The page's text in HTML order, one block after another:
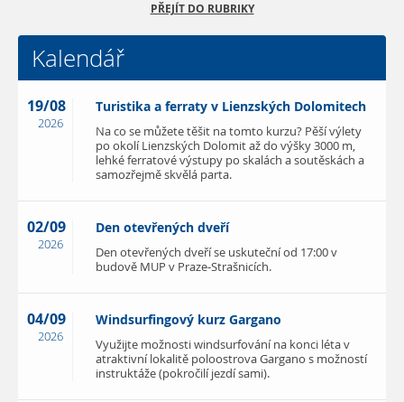
PŘEJÍT DO RUBRIKY
Kalendář
19/08
2026
Turistika a ferraty v Lienzských Dolomitech
Na co se můžete těšit na tomto kurzu? Pěší výlety
po okolí Lienzských Dolomit až do výšky 3000 m,
lehké ferratové výstupy po skalách a soutěskách a
samozřejmě skvělá parta.
02/09
2026
Den otevřených dveří
Den otevřených dveří se uskuteční od 17:00 v
budově MUP v Praze-Strašnicích.
04/09
2026
Windsurfingový kurz Gargano
Využijte možnosti windsurfování na konci léta v
atraktivní lokalitě poloostrova Gargano s možností
instruktáže (pokročilí jezdí sami).